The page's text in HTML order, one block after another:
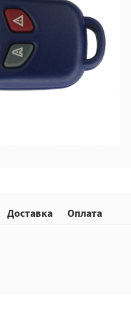
Доставка Оплата